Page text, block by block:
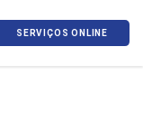
SERVIÇOS ONLINE